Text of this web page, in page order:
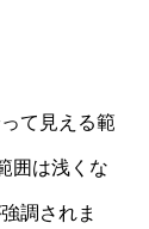
て見える範
囲は浅くな
調されま